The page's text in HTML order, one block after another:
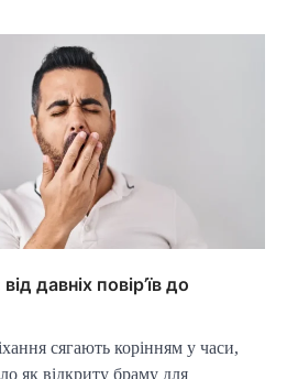
давніх повір’їв до
сягають корінням у часи,
як відкриту браму для